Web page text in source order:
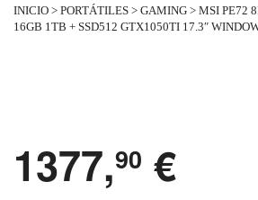
INICIO > PORTÁTILES > GAMING > MSI PE72
16GB 1TB + SSD512 GTX1050TI 17.3″
1377,90 €